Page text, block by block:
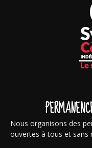
Nous organisons des
ouvertes à tous et sans